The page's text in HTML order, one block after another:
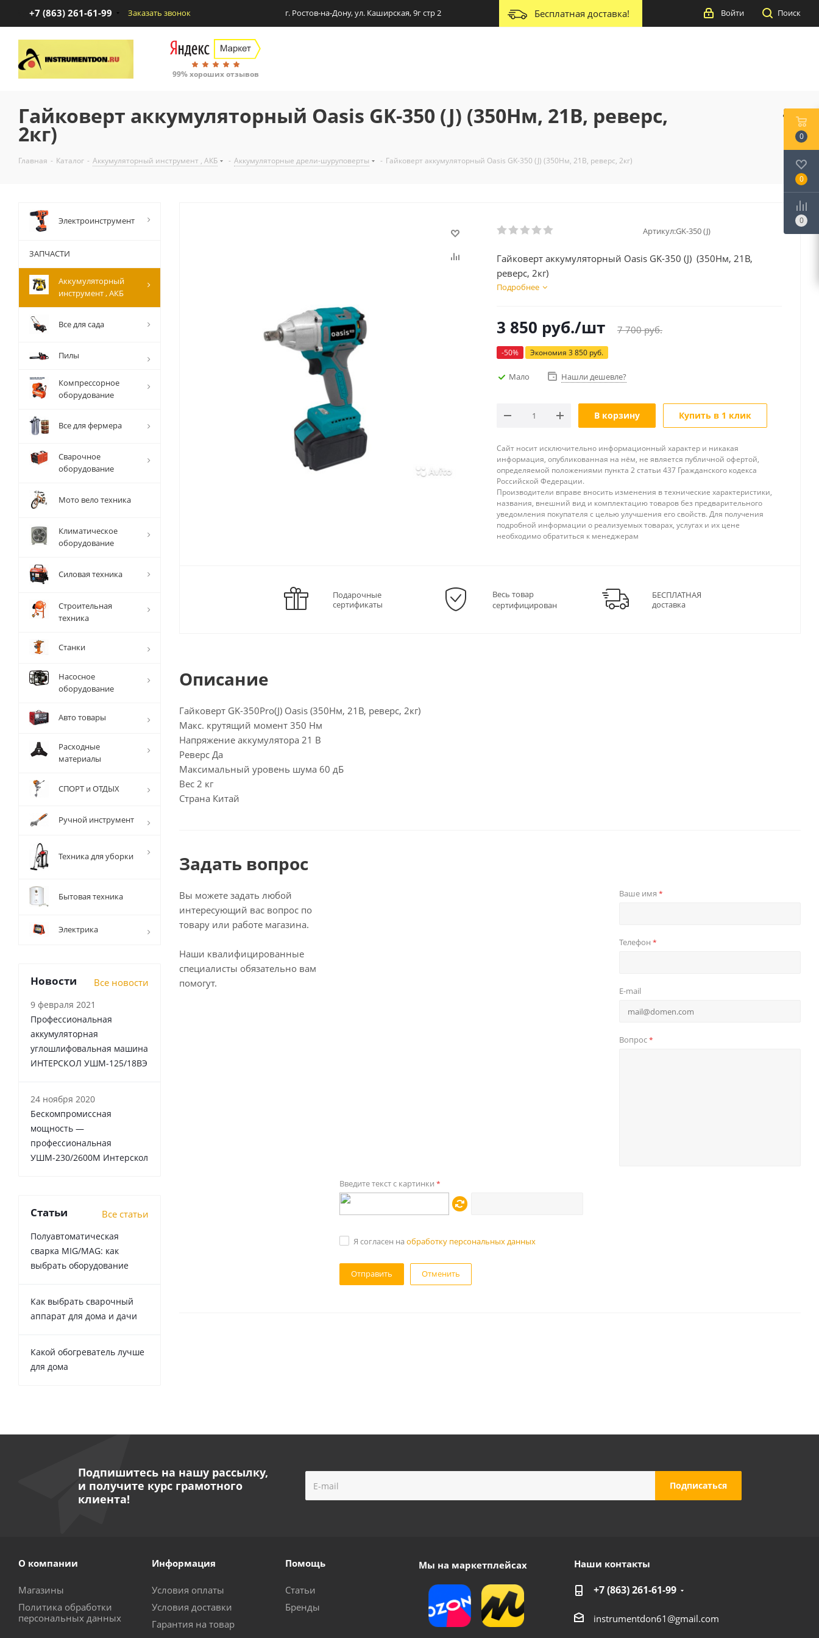
+7 (863) 261-61-99 Заказать звонок г. Ростов-на-Дону, ул. Каширская, 9г стр 2 Бесплатная доставка! Поиск
Войти
99% хороших отзывов
Гайковерт аккумуляторный Oasis GK-350 (J) (350Нм, 21В, реверс,
2кг)
Главная - Каталог - Аккумуляторный инструмент , АКБ - Аккумуляторные дрели-шуруповерты - Гайковерт аккумуляторный Oasis GK-350 (J) (350Нм, 21В, реверс, 2кг)
Артикул:GK-350 (J)
Гайковерт аккумуляторный Oasis GK-350 (J) (350Нм, 21В,
реверс, 2кг)
Подробнее
3 850 руб./шт 7 700руб.
-50% Экономия 3 850 руб.
Мало Нашли дешевле?
В корзину Купить в 1 клик
Сайт носит исключительно информационный характер и никакая
информация, опубликованная на нём, не является публичной офертой,
определяемой положениями пункта 2 статьи 437 Гражданского кодекса
Российской Федерации.
Производители вправе вносить изменения в технические характеристики,
названия, внешний вид и комплектацию товаров без предварительного
уведомления покупателя с целью улучшения его свойств. Для получения
подробной информации о реализуемых товарах, услугах и их цене
необходимо обратиться к менеджерам
Подарочные
сертификаты
Весь товар
сертифицирован
БЕСПЛАТНАЯ
доставка
Описание
Гайковерт GK-350Pro(J) Oasis (350Нм, 21В, реверс, 2кг)
Макс. крутящий момент 350 Нм
Напряжение аккумулятора 21 В
Реверс Да
Максимальный уровень шума 60 дБ
Вес 2 кг
Страна Китай
Задать вопрос
Вы можете задать любой
интересующий вас вопрос по
товару или работе магазина.
Наши квалифицированные
специалисты обязательно вам
помогут.
Ваше имя *
Телефон *
E-mail
Вопрос*
Введите текст с картинки *
Я согласен на обработку персональных данных
Отменить
Электроинструмент
ЗАПЧАСТИ
Аккумуляторный
инструмент , АКБ
Все для сада
Пилы
Компрессорное
оборудование
Все для фермера
Сварочное
оборудование
Мото вело техника
Климатическое
оборудование
Силовая техника
Строительная
техника
Станки
Насосное
оборудование
Авто товары
Расходные
материалы
СПОРТ и ОТДЫХ
Ручной инструмент
Техника для уборки
Бытовая техника
Электрика
Новости Все новости
9 февраля 2021
Профессиональная
аккумуляторная
углошлифовальная машина
ИНТЕРСКОЛ УШМ-125/18ВЭ
24 ноября 2020
Бескомпромиссная
мощность —
профессиональная
УШМ-230/2600М Интерскол
Статьи Все статьи
Полуавтоматическая
сварка MIG/MAG: как
выбрать оборудование
Как выбрать сварочный
аппарат для дома и дачи
Какой обогреватель лучше
для дома
Подпишитесь на нашу рассылку,
и получите курс грамотного
клиента!
О компании
Магазины
Политика обработки
персональных данных
Информация
Условия оплаты
Условия доставки
Гарантия на товар
Помощь
Статьи
Бренды
Мы на маркетплейсах Наши контакты
+7 (863) 261-61-99
instrumentdon61@gmail.com
0
0
0